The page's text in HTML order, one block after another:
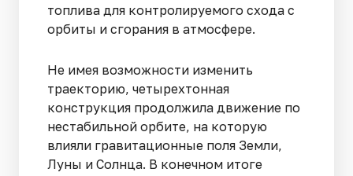
топлива для контролируемого схода с
орбиты и сгорания в атмосфере.
Не имея возможности изменить
траекторию, четырехтонная
конструкция продолжила движение по
нестабильной орбите, на которую
влияли гравитационные поля Земли,
Луны и Солнца. В конечном итоге